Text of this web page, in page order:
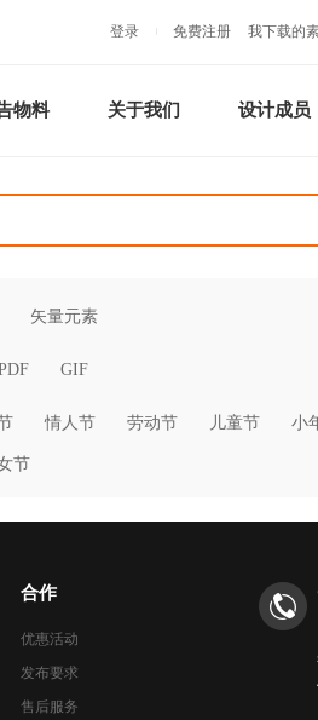
我下载的
登录 免费注册
物料 关于我们 设计成员
矢量元素
GIF
情人节 劳动节 儿童节 小
节
合作
优惠活动
发布要求
售后服务